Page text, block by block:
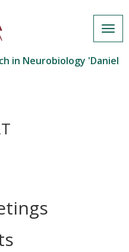
in Neurobiology 'Daniel